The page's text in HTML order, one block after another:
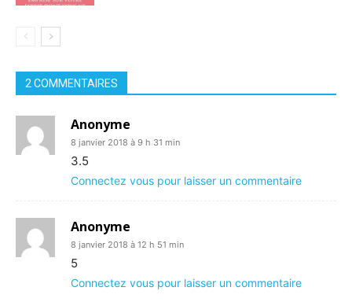
2 COMMENTAIRES
Anonyme
8 janvier 2018 à 9 h 31 min
3.5
Connectez vous pour laisser un commentaire
Anonyme
8 janvier 2018 à 12 h 51 min
5
Connectez vous pour laisser un commentaire